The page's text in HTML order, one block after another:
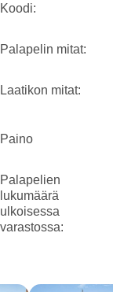
Koodi:
Palapelin mitat:
Laatikon mitat:
Paino
Palapelien
lukumäärä
ulkoisessa
varastossa: